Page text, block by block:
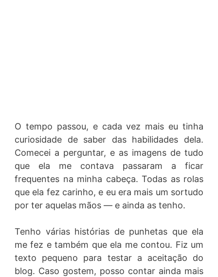
O tempo passou, e cada vez mais eu tinha
curiosidade de saber das habilidades dela.
Comecei a perguntar, e as imagens de tudo
que ela me contava passaram a ficar
frequentes na minha cabeça. Todas as rolas
que ela fez carinho, e eu era mais um sortudo
por ter aquelas mãos — e ainda as tenho.
Tenho várias histórias de punhetas que ela
me fez e também que ela me contou. Fiz um
texto pequeno para testar a aceitação do
blog. Caso gostem, posso contar ainda mais